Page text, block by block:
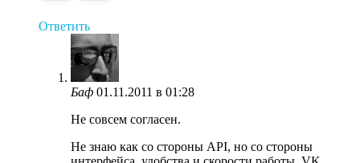
Ответить
Баф 01.11.2011 в 01:28
Не совсем согласен.
Не знаю как со стороны API, но со стороны